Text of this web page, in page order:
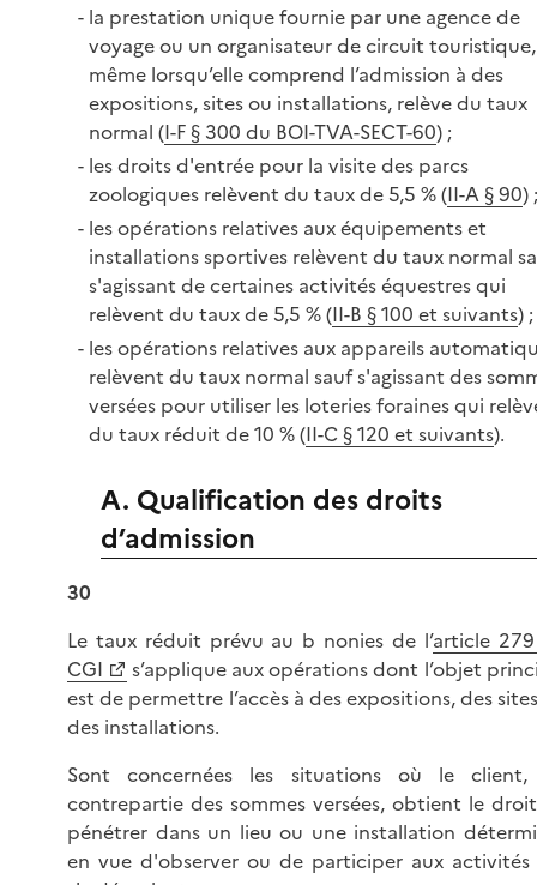
la prestation unique fournie par une agence de
voyage ou un organisateur de circuit touristique,
même lorsqu’elle comprend l’admission à des
expositions, sites ou installations, relève du taux
normal (I-F § 300 du BOI-TVA-SECT-60) ;
les droits d'entrée pour la visite des parcs
zoologiques relèvent du taux de 5,5 % (II-A § 90) ;
les opérations relatives aux équipements et
installations sportives relèvent du taux normal
s'agissant de certaines activités équestres qui
relèvent du taux de 5,5 % (II-B § 100 et suivants) ;
les opérations relatives aux appareils
relèvent du taux normal sauf s'agissant des
versées pour utiliser les loteries foraines qui
du taux réduit de 10 % (II-C § 120 et suivants).
A. Qualification des droits
d’admission
30
Le taux réduit prévu au b nonies de l’article
CGI
s’applique aux opérations dont l’objet
est de permettre l’accès à des expositions, des
des installations.
Sont concernées les situations où le
contrepartie des sommes versées, obtient le
pénétrer dans un lieu ou une installation
en vue d'observer ou de participer aux